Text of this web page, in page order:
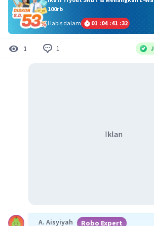
100rb
Habis dalam
01 :04 :41 :32
1 1
Iklan
A. Aisyiyah Robo Expert